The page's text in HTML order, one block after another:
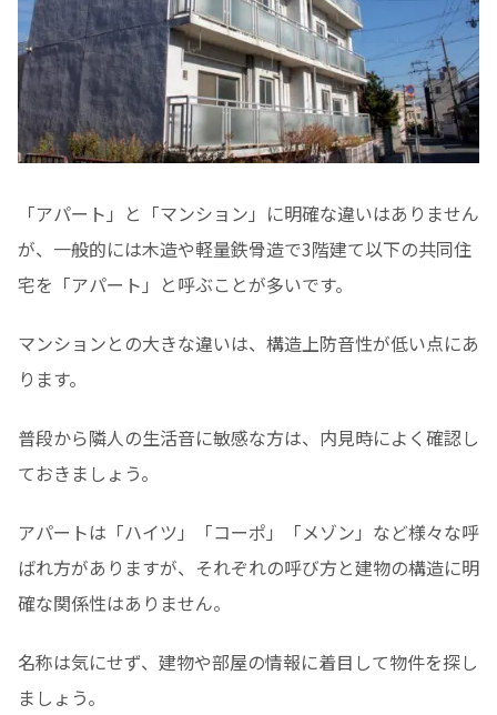
「アパート」と「マンション」に明確な違いはありません
が、一般的には木造や軽量鉄骨造で3階建て以下の共同住
宅を「アパート」と呼ぶことが多いです。
マンションとの大きな違いは、構造上防音性が低い点にあ
ります。
普段から隣人の生活音に敏感な方は、内見時によく確認し
ておきましょう。
アパートは「ハイツ」「コーポ」「メゾン」など様々な呼
ばれ方がありますが、それぞれの呼び方と建物の構造に明
確な関係性はありません。
名称は気にせず、建物や部屋の情報に着目して物件を探し
ましょう。